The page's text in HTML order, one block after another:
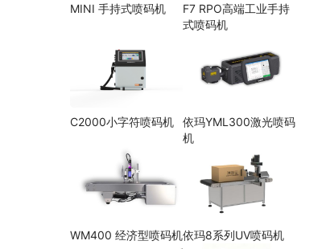
MINI 手持式喷码机
F7 RPO高端工业手持
式喷码机
C2000小字符喷码机
依玛YML300激光喷码
机
WM400 经济型喷码机依玛8系列UV喷码机